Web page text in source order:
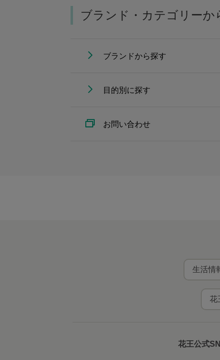
ブランド・カテゴリーか
ブランドから探す
目的別に探す
お問い合わせ
生活情
花
花王公式